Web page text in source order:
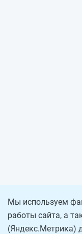
Мы используем
работы сайта, а
(Яндекс.Метрика)